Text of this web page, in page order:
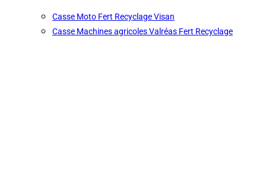
Casse Moto Fert Recyclage Visan
Casse Machines agricoles Valréas Fert Recyclage